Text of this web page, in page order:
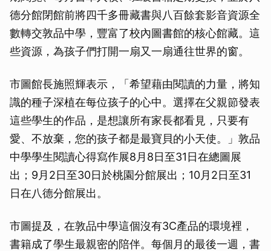
德分館閉館前將四千多冊藏書與八百餘套影音資源全
數轉交敦品中學，豐富了校內圖書館的核心館藏。這
些資源，為孩子們打開一扇又一扇通往世界的窗。
市圖館長施照輝表示，「希望藉由閱讀的力量，將知
識的種子深植在每位孩子的心中。選擇在父親節發表
這些學生的作品，是想讓所有家長都看見，只要有
愛、不放棄，您的孩子都是最寶貝的小天使。」敦品
中學學生閱讀心得寫作展8月8日至31日在總圖展
出；9月2日至30日於桃園分館展出；10月2日至31
日在八德分館展出。
市圖提及，在敦品中學這個沒有3C產品的環境裡，
書籍成了學生最親密的陪伴。每個月的最後一週，書